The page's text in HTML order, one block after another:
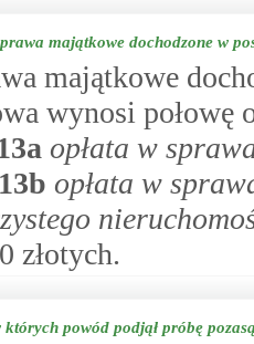
majątkowe dochodzone w
majątkowe
wynosi
opłata w
13b opłata w
złotych.
których powód podjął próbę